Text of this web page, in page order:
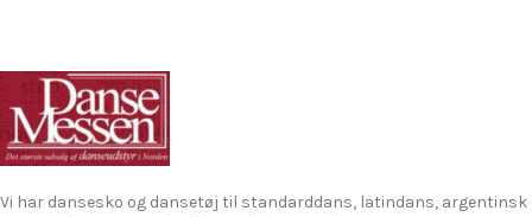
Vi har dansesko og dansetøj til standarddans, latindans, argentinsk